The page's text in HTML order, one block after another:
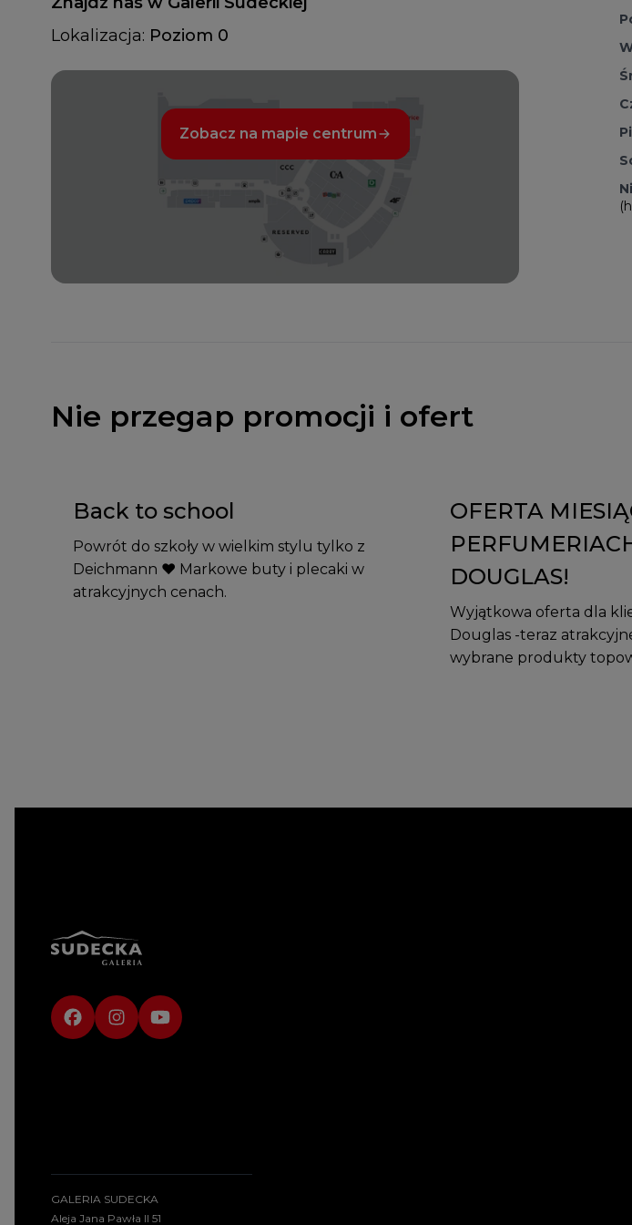
Lokalizacja: Poziom 0
Zobacz na mapie centrum
Nie przegap promocji i ofert
Back to school
Powrót do szkoły w wielkim stylu tylko z
Deichmann ❤️ Markowe buty i plecaki w
atrakcyjnych cenach.
OFERTA
DOUGLAS!
Wyjątkowa oferta dla
Douglas -teraz
wybrane produkty
GALERIA SUDECKA
Aleja Jana Pawła II 51